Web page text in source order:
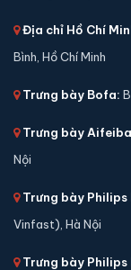
Két sắt Bofa
📐 Kích thước:
🔒 Khoá:Khóa
🛡️ Bảo hành:36
5,900,000 đ
Địa chỉ Hồ Chí
Bình, Hồ Chí Minh
Trưng bày Bofa:
Trưng bày
Nội
Trưng bày Philips
Vinfast), Hà Nội
Trưng bày Philips